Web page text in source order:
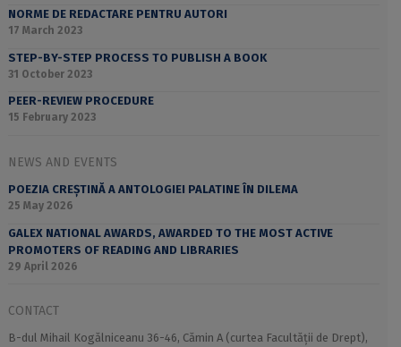
NORME DE REDACTARE PENTRU AUTORI
17 March 2023
STEP-BY-STEP PROCESS TO PUBLISH A BOOK
31 October 2023
PEER-REVIEW PROCEDURE
15 February 2023
NEWS AND EVENTS
POEZIA CREȘTINĂ A ANTOLOGIEI PALATINE ÎN DILEMA
25 May 2026
GALEX NATIONAL AWARDS, AWARDED TO THE MOST ACTIVE
PROMOTERS OF READING AND LIBRARIES
29 April 2026
CONTACT
B-dul Mihail Kogălniceanu 36-46, Cămin A (curtea Facultății de Drept),